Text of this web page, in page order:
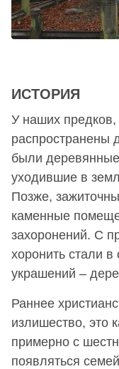
ИСТОРИЯ
У наших
распространены
были
уходившие в
Позже,
каменные
захоронений. С
хоронить стали
украшений –
Раннее
излишество, это
примерно с
появляться